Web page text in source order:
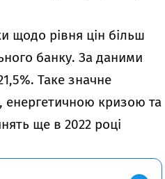
щодо рівня цін більш
банку. За даними
Таке значне
енергетичною кризою та
ще в 2022 році